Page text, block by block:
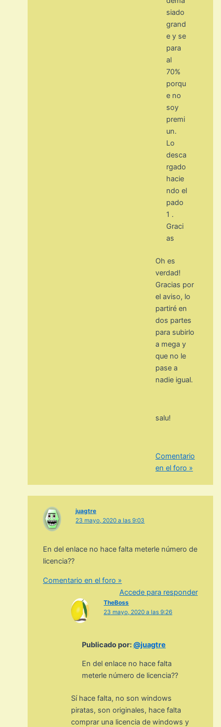
siado
grand
e y se
para
al
70%
porqu
e no
soy
premi
un.
Lo
desca
rgado
hacie
ndo el
pado
1 .
Graci
as
Oh es
verdad!
Gracias por
el aviso, lo
partiré en
dos partes
para subirlo
a mega y
que no le
pase a
nadie igual.
salu!
Comentario
en el foro »
juagtre
23 mayo, 2020 a las 9:03
En del enlace no hace falta meterle número de
licencia??
Comentario en el foro »
Accede para responder
TheBoss
23 mayo, 2020 a las 9:26
Publicado por: @juagtre
En del enlace no hace falta
meterle número de licencia??
Sí hace falta, no son windows
piratas, son originales, hace falta
comprar una licencia de windows y